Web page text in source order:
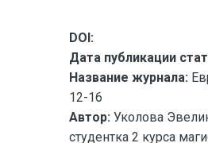
DOI:
Дата публикации
Название журнала:
12-16
Автор: Уколова
студентка 2 курса